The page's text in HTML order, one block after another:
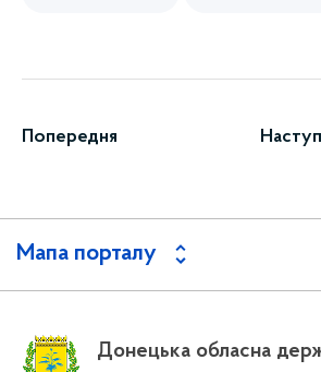
Попередня
Мапа порталу
Донецька обласна